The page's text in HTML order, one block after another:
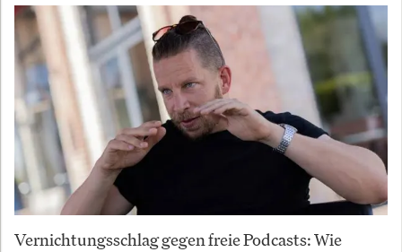
Vernichtungsschlag gegen freie Podcasts: Wie